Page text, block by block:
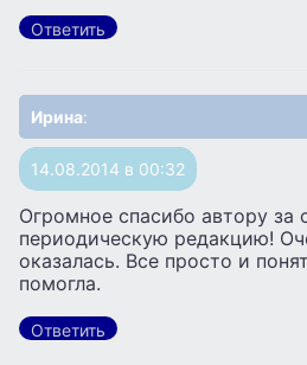
Ответить
Ирина:
14.08.2014 в 00:32
Огромное спасибо автору за
периодическую редакцию!
оказалась. Все просто и
помогла.
Ответить